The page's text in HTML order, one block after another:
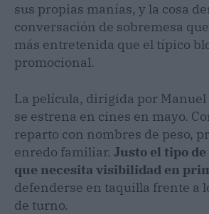
sus propias manías, y la cosa
conversación de sobremesa
más entretenida que el típico
promocional.
La película, dirigida por Manuel
se estrena en cines en mayo.
reparto con nombres de peso,
enredo familiar. Justo el tipo
que necesita visibilidad en
defenderse en taquilla frente a
de turno.